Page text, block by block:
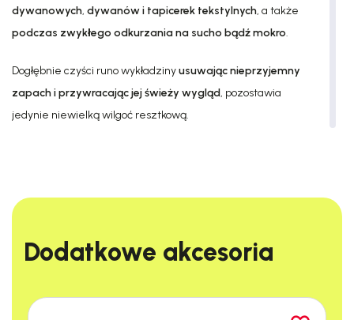
dywanowych, dywanów i tapicerek tekstylnych, a także
podczas zwykłego odkurzania na sucho bądź mokro.
Dogłębnie czyści runo wykładzinyusuwając nieprzyjemny
zapach i przywracając jej świeży wygląd, pozostawia
jedynie niewielką wilgoć resztkową.
urządzeń profesjonalnych.
budowane są w oparciu onajwyższej jakości komponenty
Wspomniane maszyny spełniają najwyższe normy unijne, ISO
oraz
Dodatkowe akcesoria​